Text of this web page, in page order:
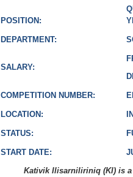
POSITION:
DEPARTMENT:
SALARY:
COMPETITION NUMBER:
LOCATION:
STATUS:
START DATE:
Kativik Ilisarniliriniq (KI) is